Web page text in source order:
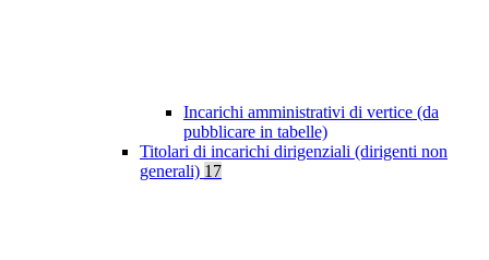
Incarichi amministrativi di vertice (da
pubblicare in tabelle)
Titolari di incarichi dirigenziali (dirigenti non
generali) 17